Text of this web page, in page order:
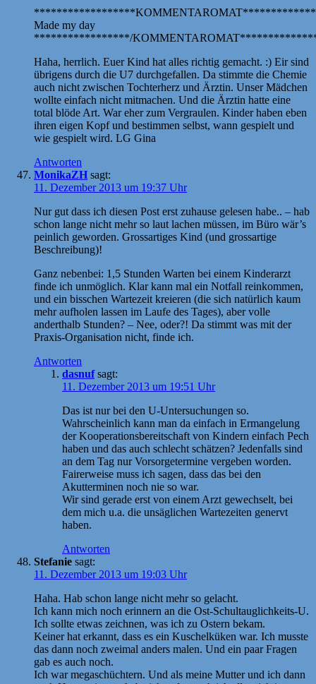
Made my day
*****************/
Haha, herrlich. Euer Kind hat alles richtig gemacht. :) Eir sind
übrigens durch die U7 durchgefallen. Da stimmte die Chemie
auch nicht zwischen Tochterherz und Ärztin. Unser Mädchen
wollte einfach nicht mitmachen. Und die Ärztin hatte eine
total blöde Art. War eher zum Vergraulen. Kinder haben eben
ihren eigen Kopf und bestimmen selbst, wann gespielt und
wie gespielt wird. LG Gina
Antworten
MonikaZH sagt:
11. Dezember 2013 um 19:37 Uhr
Nur gut dass ich diesen Post erst zuhause gelesen habe.. – hab
schon lange nicht mehr so laut lachen müssen, im Büro wär’s
peinlich geworden. Grossartiges Kind (und grossartige
Beschreibung)!
Ganz nebenbei: 1,5 Stunden Warten bei einem Kinderarzt
finde ich unmöglich. Klar kann mal ein Notfall reinkommen,
und ein bisschen Wartezeit kreieren (die sich natürlich kaum
mehr aufholen lassen im Laufe des Tages), aber volle
anderthalb Stunden? – Nee, oder?! Da stimmt was mit der
Praxis-Organisation nicht, finde ich.
Antworten
dasnuf sagt:
11. Dezember 2013 um 19:51 Uhr
Das ist nur bei den U-Untersuchungen so.
Wahrscheinlich kann man da einfach in Ermangelung
der Kooperationsbereitschaft von Kindern einfach Pech
haben und das auch schlecht schätzen? Jedenfalls sind
an dem Tag nur Vorsorgetermine vergeben worden.
Fairerweise muss ich sagen, dass das bei den
Akutterminen noch nie so war.
Wir sind gerade erst von einem Arzt gewechselt, bei
dem mich u.a. die unsäglichen Wartezeiten genervt
haben.
Antworten
Stefanie sagt:
11. Dezember 2013 um 19:03 Uhr
Haha. Hab schon lange nicht mehr so gelacht.
Ich kann mich noch erinnern an die Ost-Schultauglichkeits-U.
Ich sollte etwas zeichnen, was ich zu Ostern bekam.
Keiner hat erkannt, dass es ein Kuschelküken war. Ich musste
das dann noch zweimal anders malen. Und ein paar Fragen
gab es auch noch.
Ich war megaschüchtern. Und als meine Mutter und ich dann